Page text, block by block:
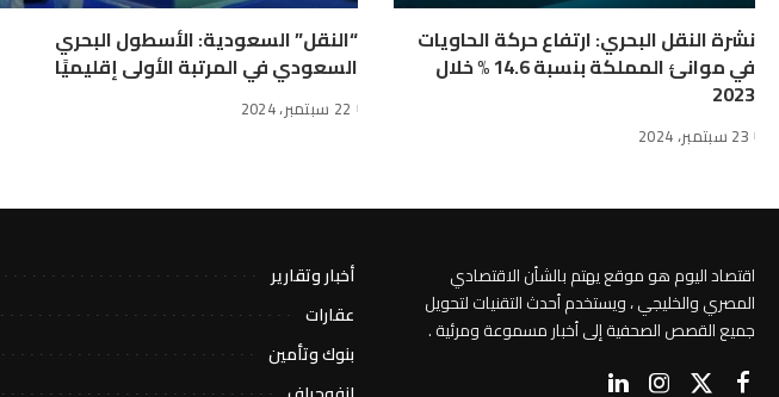
نشرة النقل البحري: ارتفاع حركة الحاويات
في موانئ المملكة بنسبة 14.6 % خلال
2023
23 سبتمبر، 2024
“النقل” السعودية: الأسطول البحري
السعودي في المرتبة الأولى إقليميًا
22 سبتمبر، 2024
اقتصاد اليوم هو موقع يهتم بالشأن الاقتصادي
المصري والخليجي ، ويستخدم أحدث التقنيات لتحويل
جميع القصص الصحفية إلى أخبار مسموعة ومرئية .
أخبار وتقارير
عقارات
بنوك وتأمين